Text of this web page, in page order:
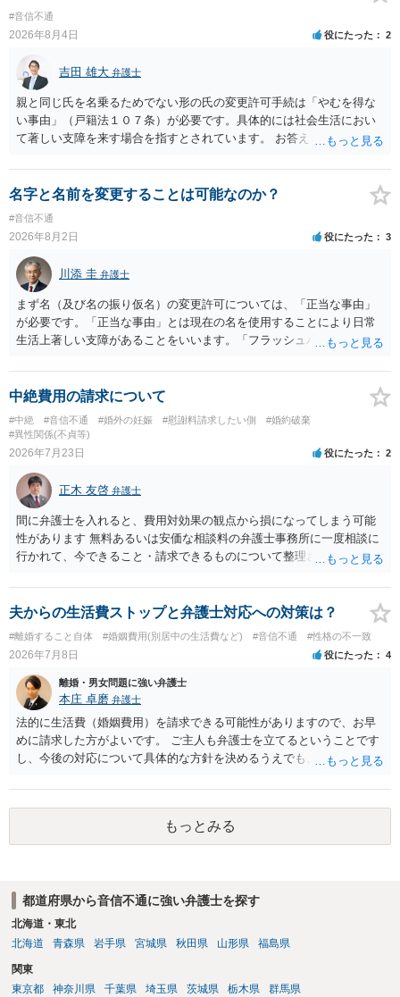
#音信不通
2026年8月4日 役にたった 2
吉田 雄大 弁護士
親と同じ氏を名乗るためでない形の氏の変更許可手続は「やむを得な
い事由」（戸籍法１０７条）が必要です。具体的には社会生活におい
て著しい支障を来す場合を指すとされています。 お答えとしては、理
支障」の具体的判断の中で、現在の氏を使い続けることがなぜよくな
いのかが審理判断されることになる、というものになります。
名字と名前を変更することは可能なのか？
#音信不通
2026年8月2日 役にたった 3
川添 圭 弁護士
まず名（及び名の振り仮名）の変更許可については、「正当な事由」
が必要です。「正当な事由」とは現在の名を使用することにより日常
生活上著しい支障があることをいいます。「フラッシュバック」とい
きわめて重要になりますので、医師の診断書の記載が重要です（医学
的裏付けがない場合、もっぱら主観的な主張であるとして変更が許可
されません）。 診断書は単に病名の記載では足りず、その症状の発生
原因となった事実と、当該症状が医学的に裏付けられること、そして
その発生原因及び症状が現在の名を使用していることに関連している
ょう。 ただし、もし上記の理由の主張が難しい場合でも、一定期間通
称名を使用して、その後にいわゆる永年使用を理由とする許可申立て
を選択すれば、比較的緩やかに認められます。 氏の変更については、
本件では、(1)子の氏の変更許可（民法791条1項）と、(2)戸籍法107条1
項の氏の変更許可の2種類が考えられます。 (1)については、ご両親が
が親権者として離婚し、子は母の旧姓を称することになった事案で、
父の氏を称したいというケースが多い）。法律上は特に明文の要件が
なく、家庭裁判所が相当と認めれば許可されます。ただし、子の氏の
変更許可の場合、あなたは現在の戸籍からもう一方の親への戸籍に入
籍する（戻る）という戸籍変動になるため、成人した子からの変更許
可申立てにおいては、入籍先である親（及びそこに同籍している配偶
者や15歳以上の子）の同意があるかどうかが重視されるケースが多い
です。 (2)については、「やむを得ない事由」が必要とされます。これ
は、名の変更許可よりも厳重な要件であるとされ、本件のような精神
的・心理的な理由ではなかなかハードルが高いところですが、親から
性的虐待を受けていたケースで氏変更を許可した事案がありますの
で、全く可能性がないわけではありません。なお、戸籍法107条1項の
立て前に分籍届によってあなたの単独戸籍を編成しておく必要がある
中絶費用の請求について
#中絶 #音信不通 #婚外の妊娠 #慰謝料請求したい側
#婚約破棄
#異性関係(不貞等)
2026年7月23日 役にたった 2
正木 友啓 弁護士
間に弁護士を入れると、費用対効果の観点から損になってしまう可能
性があります 無料あるいは安価な相談料の弁護士事務所に一度相談に
行かれて、今できること・請求できるものについて整理されるのがよ
夫からの生活費ストップと弁護士対応への対策は？
#離婚すること自体 #婚姻費用(別居中の生活費など) #音信不通 #性格の不一致
2026年7月8日 役にたった 4
離婚・男女問題に強い弁護士
本庄 卓磨 弁護士
法的に生活費（婚姻費用）を請求できる可能性がありますので、お早
めに請求した方がよいです。 ご主人も弁護士を立てるということです
し、今後の対応について具体的な方針を決めるうえでも、まずは弁護
もっとみる
都道府県から音信不通に強い弁護士を探す
北海道・東北
北海道
青森県 岩手県 宮城県 秋田県 山形県 福島県
関東
東京都
神奈川県 千葉県 埼玉県 茨城県 栃木県 群馬県